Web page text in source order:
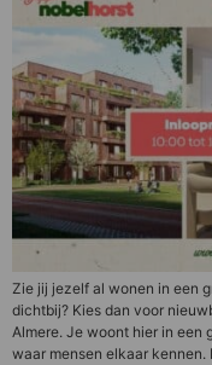
Zie jij jezelf al wonen in een
dichtbij? Kies dan voor
Almere. Je woont hier in een
waar mensen elkaar